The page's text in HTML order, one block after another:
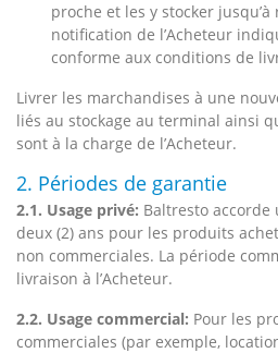
proche et les y stocker jusqu’à
notification de l’Acheteur
conforme aux conditions de
Livrer les marchandises à une
liés au stockage au terminal ainsi
sont à la charge de l’Acheteur.
2. Périodes de garantie
2.1. Usage privé: Baltresto
deux (2) ans pour les produits
non commerciales. La période
livraison à l’Acheteur.
2.2. Usage commercial: Pour les
commerciales (par exemple,